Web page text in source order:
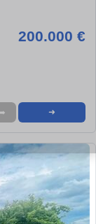
200.000 €
➜